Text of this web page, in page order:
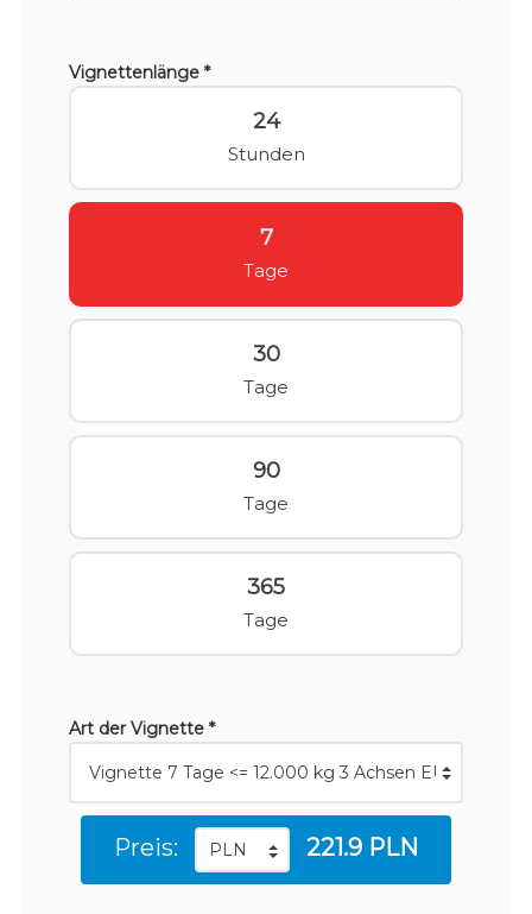
Vignettenlänge *
24
Stunden
7
Tage
30
Tage
90
Tage
365
Tage
Art der Vignette *
Preis: 221.9 PLN